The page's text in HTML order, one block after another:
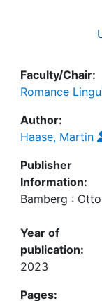
Faculty/Chair:
Romance
Author:
Haase, Martin
Publisher
Information:
Bamberg :
Year of
publication:
2023
Pages: